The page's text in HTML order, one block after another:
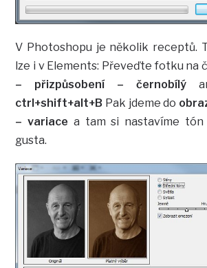
V Photoshopu je několik receptů.
lze i v Elements: Převeďte fotku na
– přizpůsobení – černobílý
ctrl+shift+alt+B Pak jdeme do
– variace a tam si nastavíme tón
gusta.